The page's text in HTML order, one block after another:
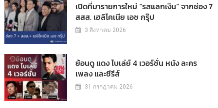
เปิดที่มารายการใหม่ “รสแลกเงิน” จากช่อง 7
สสส. เฮลิโคเนีย เอช กรุ๊ป
3 สิงหาคม 2026
ย้อนดู แดง ไบเล่ย์ 4 เวอร์ชั่น หนัง ละคร
เพลง และซีรีส์
31 กรกฎาคม 2026